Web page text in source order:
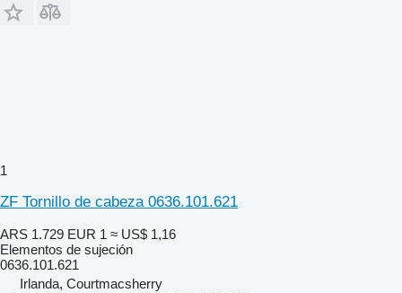
1
ZF Tornillo de cabeza 0636.101.621
ARS 1.729 EUR 1 ≈ US$ 1,16
Elementos de sujeción
0636.101.621
Irlanda, Courtmacsherry